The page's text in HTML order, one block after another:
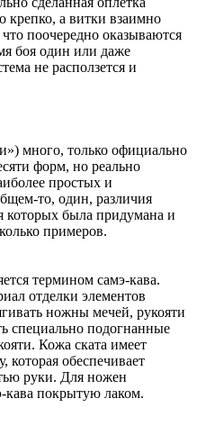
крепко, а витки взаимно
поочередно оказываются
боя один или даже
не расползется и
много, только официально
форм, но реально
простых и
то, один, различия
которых была придумана и
примеров.
термином самэ-кава.
отделки элементов
ножны мечей, рукояти
специально подогнанные
Кожа ската имеет
обеспечивает
руки. Для ножен
кава покрытую лаком.